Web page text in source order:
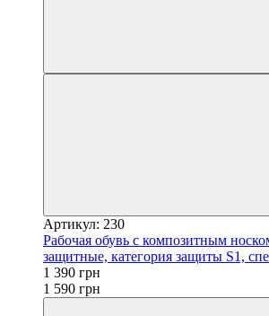
Артикул: 230
Рабочая обувь с композитным
защитные, категория защиты S1,
1 390 грн
1 590 грн